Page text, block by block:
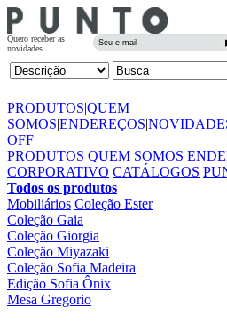
PRODUTOS|QUEM
SOMOS|ENDEREÇOS|
OFF
PRODUTOS QUEM SOMOS
CORPORATIVO CATÁLOGOS
Todos os produtos
Mobiliários Coleção Ester
Coleção Gaia
Coleção Giorgia
Coleção Miyazaki
Coleção Sofia Madeira
Edição Sofia Ônix
Mesa Gregorio